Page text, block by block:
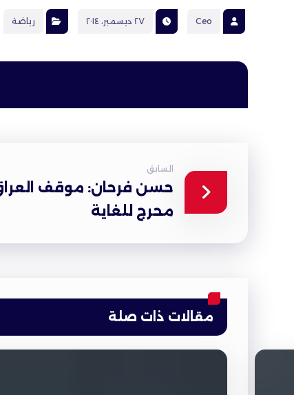
Ceo ٢٧ ديسمبر، ٢٠١٤ رياضة
السابق
حسن فرحان: موقف
محرج للغاية
مقالات ذات صلة